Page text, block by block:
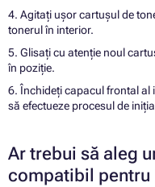
4. Agitați ușor cartușul de
tonerul în interior.
5. Glisați cu atenție noul
în poziție.
6. Închideți capacul frontal
să efectueze procesul de
Ar trebui să aleg
compatibil pentru